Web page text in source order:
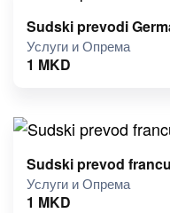
Sudski prevodi
Услуги и Опрема
1 MKD
Sudski prevod
Услуги и Опрема
1 MKD